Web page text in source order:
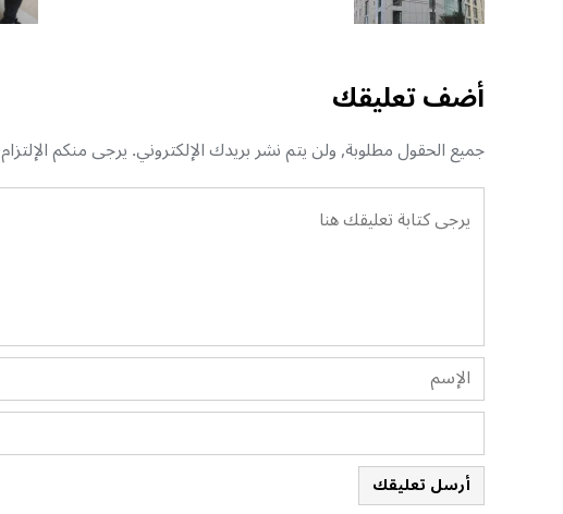
أضف تعليقك
جميع الحقول مطلوبة, ولن يتم نشر بريدك الإلكتروني. يرجى منكم الإلتزام
أرسل تعليقك